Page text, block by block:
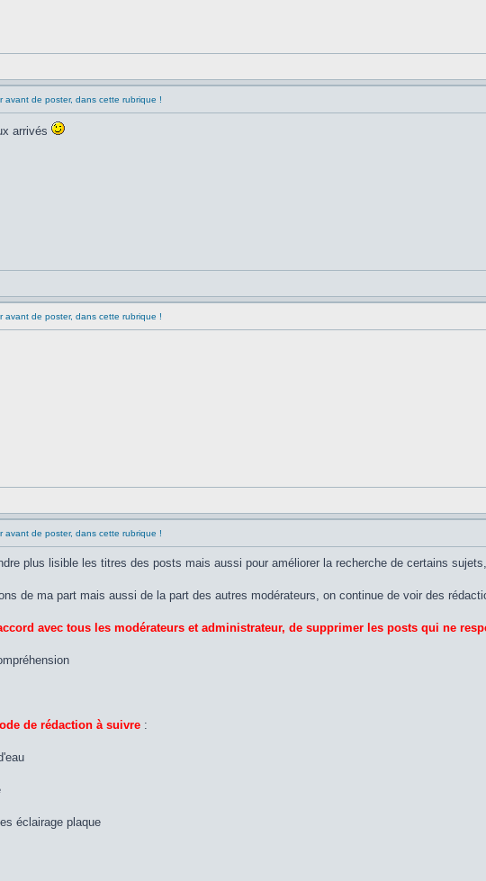
avant de poster, dans cette rubrique !
arrivés
avant de poster, dans cette rubrique !
avant de poster, dans cette rubrique !
plus lisible les titres des posts mais aussi pour améliorer la recherche de certains
de ma part mais aussi de la part des autres modérateurs, on continue de voir des
avec tous les modérateurs et administrateur, de supprimer les posts qui ne
de rédaction à suivre :
éclairage plaque